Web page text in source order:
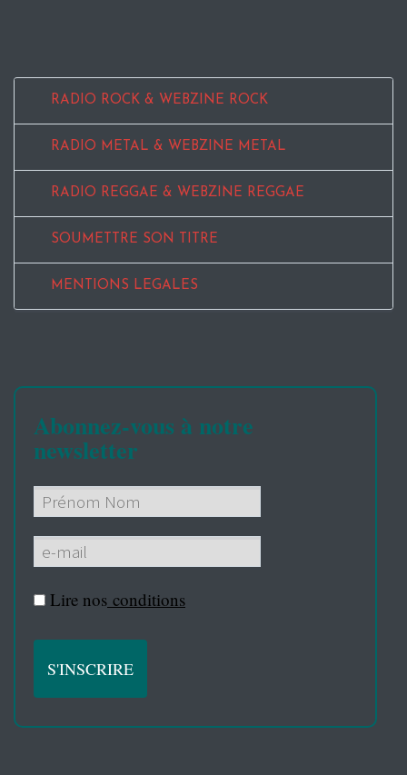
RADIO ROCK & WEBZINE ROCK
RADIO METAL & WEBZINE METAL
RADIO REGGAE & WEBZINE REGGAE
SOUMETTRE SON TITRE
MENTIONS LEGALES
Abonnez-vous à notre
newsletter
Lire nos conditions